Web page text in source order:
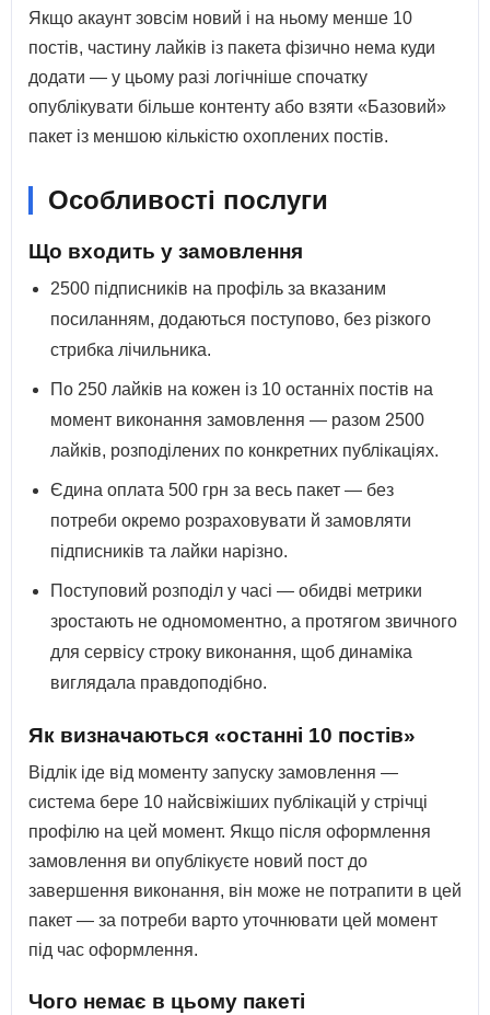
Якщо акаунт зовсім новий і на ньому менше 10
постів, частину лайків із пакета фізично нема куди
додати — у цьому разі логічніше спочатку
опублікувати більше контенту або взяти «Базовий»
пакет із меншою кількістю охоплених постів.
Особливості послуги
Що входить у замовлення
2500 підписників на профіль за вказаним
посиланням, додаються поступово, без різкого
стрибка лічильника.
По 250 лайків на кожен із 10 останніх постів на
момент виконання замовлення — разом 2500
лайків, розподілених по конкретних публікаціях.
Єдина оплата 500 грн за весь пакет — без
потреби окремо розраховувати й замовляти
підписників та лайки нарізно.
Поступовий розподіл у часі — обидві метрики
зростають не одномоментно, а протягом звичного
для сервісу строку виконання, щоб динаміка
виглядала правдоподібно.
Як визначаються «останні 10 постів»
Відлік іде від моменту запуску замовлення —
система бере 10 найсвіжіших публікацій у стрічці
профілю на цей момент. Якщо після оформлення
замовлення ви опублікуєте новий пост до
завершення виконання, він може не потрапити в цей
пакет — за потреби варто уточнювати цей момент
під час оформлення.
Чого немає в цьому пакеті